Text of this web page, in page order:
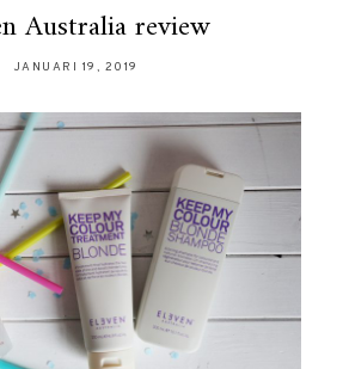
Australia review
JANUARI 19, 2019